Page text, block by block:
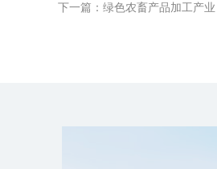
下一篇： 绿色农畜产品加工产业